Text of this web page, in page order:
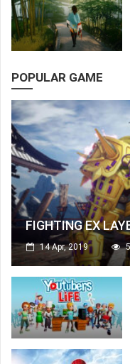
POPULAR GAME
FIGHTING EX
14 Apr, 2019